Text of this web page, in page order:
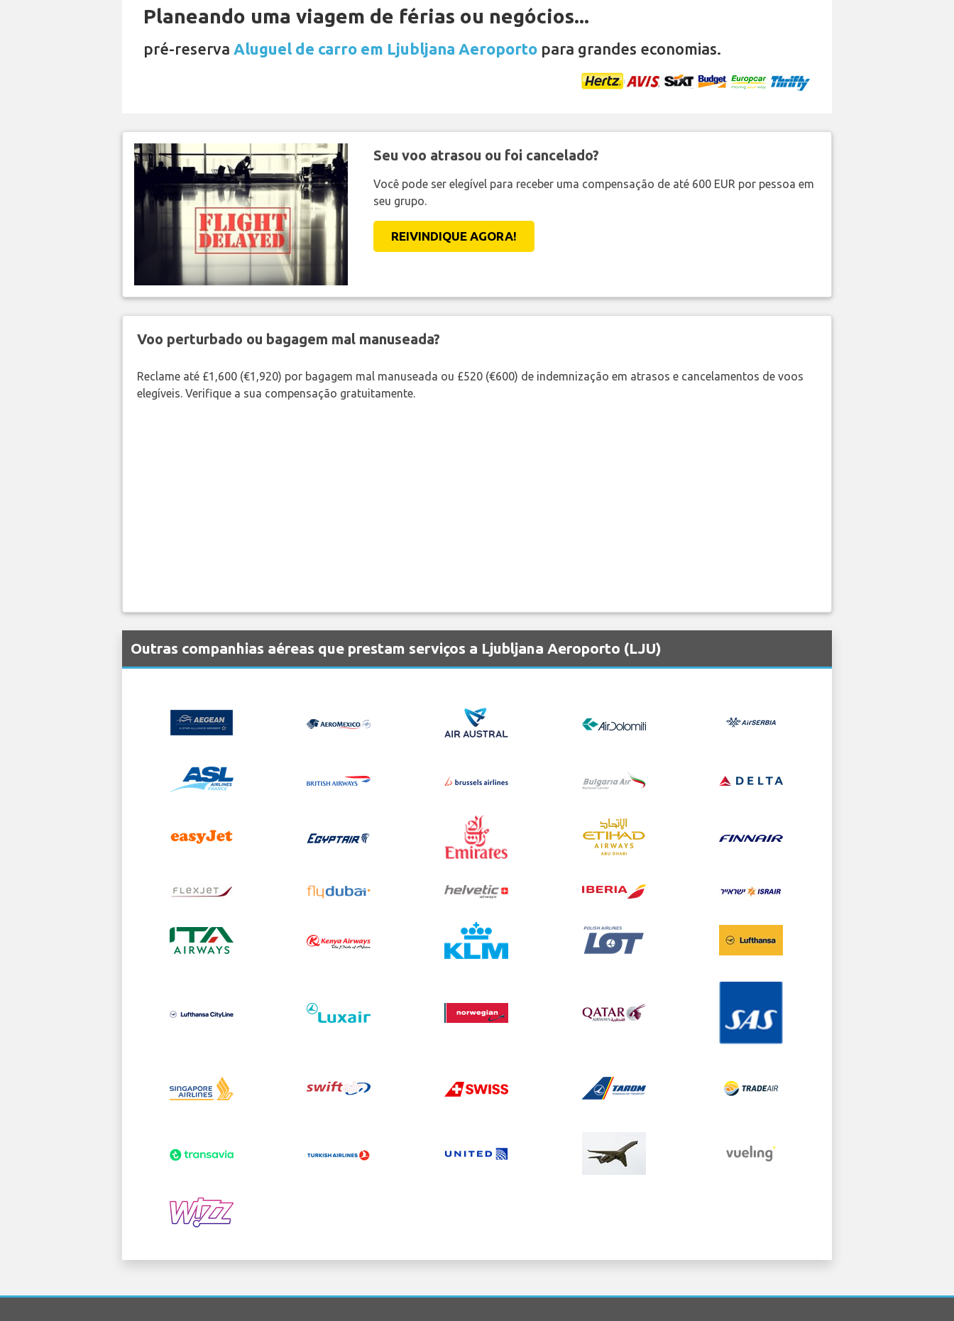
Planeando uma viagem de férias ou negócios...
pré-reserva Aluguel de carro em Ljubljana Aeroporto para grandes economias.
Seu voo atrasou ou foi cancelado?
Você pode ser elegível para receber uma compensação de até 600 EUR por pessoa em
seu grupo.
REIVINDIQUE AGORA!
Voo perturbado ou bagagem mal manuseada?
Reclame até £1,600 (€1,920) por bagagem mal manuseada ou £520 (€600) de indemnização em atrasos e cancelamentos de voos
elegíveis. Verifique a sua compensação gratuitamente.
Outras companhias aéreas que prestam serviços a Ljubljana Aeroporto (LJU)